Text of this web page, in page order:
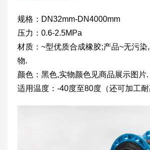
规格：DN32mm-DN4000mm
压力：0.6-2.5MPa
材质：~型优质合成橡胶;产品~无污染
物.
颜色：黑色,实物颜色见商品展示图片.
适用温度：-40度至80度（还可加工耐